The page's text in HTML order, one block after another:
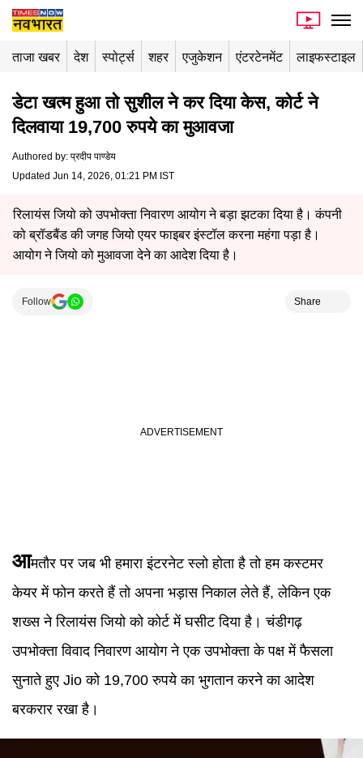
ताजा खबर देश स्पोर्ट्स शहर एजुकेशन एंटरटेनमेंट लाइफस्टाइल
डेटा खत्म हुआ तो सुशील ने कर दिया केस, कोर्ट ने
दिलवाया 19,700 रुपये का मुआवजा
Authored by: प्रदीप पाण्डेय
Updated Jun 14, 2026, 01:21 PM IST
रिलायंस जियो को उपभोक्ता निवारण आयोग ने बड़ा झटका दिया है। कंपनी
को ब्रॉडबैंड की जगह जियो एयर फाइबर इंस्टॉल करना महंगा पड़ा है।
आयोग ने जियो को मुआवजा देने का आदेश दिया है।
Follow Share
आमतौर पर जब भी हमारा इंटरनेट स्लो होता है तो हम कस्टमर
केयर में फोन करते हैं तो अपना भड़ास निकाल लेते हैं, लेकिन एक
शख्स ने रिलायंस जियो को कोर्ट में घसीट दिया है। चंडीगढ़
उपभोक्ता विवाद निवारण आयोग ने एक उपभोक्ता के पक्ष में फैसला
सुनाते हुए Jio को 19,700 रुपये का भुगतान करने का आदेश
बरकरार रखा है।